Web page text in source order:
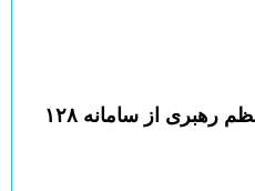
رهبری از سامانه ۱۲۸